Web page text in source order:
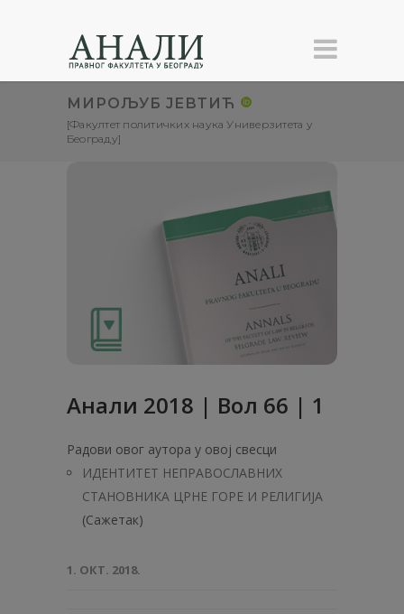
МИРОЉУБ ЈЕВТИЋ
[Факултет политичких наука Универзитета у
Београду]
Анали 2018 | Вол 66 | 1
Радови овог аутора у овој свесци
ИДЕНТИТЕТ НЕПРАВОСЛАВНИХ
СТАНОВНИКА ЦРНЕ ГОРЕ И РЕЛИГИЈА
(Сажетак)
1. ОКТ. 2018.